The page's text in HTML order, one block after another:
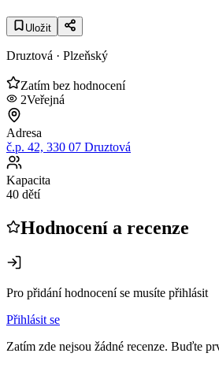
Uložit
Druztová · Plzeňský
Zatím bez hodnocení
2Veřejná
Adresa
č.p. 42, 330 07 Druztová
Kapacita
40 dětí
Hodnocení a recenze
Pro přidání hodnocení se musíte přihlásit
Přihlásit se
Zatím zde nejsou žádné recenze. Buďte